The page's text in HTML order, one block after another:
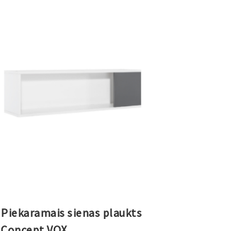
Piekaramais sienas plaukts